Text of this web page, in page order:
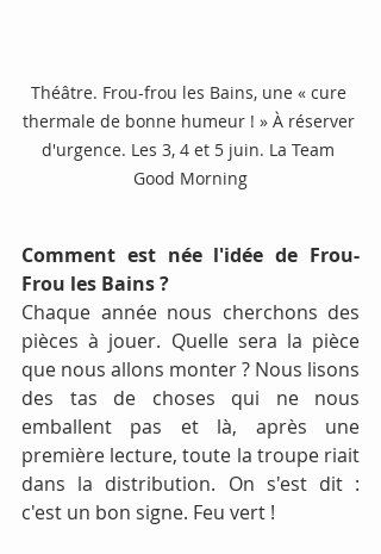
Théâtre. Frou-frou les Bains, une « cure
thermale de bonne humeur ! » À réserver
d'urgence. Les 3, 4 et 5 juin. La Team
Good Morning
Comment est née l'idée de Frou-
Frou les Bains ?
Chaque année nous cherchons des
pièces à jouer. Quelle sera la pièce
que nous allons monter ? Nous lisons
des tas de choses qui ne nous
emballent pas et là, après une
première lecture, toute la troupe riait
dans la distribution. On s'est dit :
c'est un bon signe. Feu vert !